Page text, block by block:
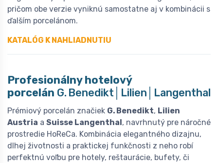
pričom obe verzie vyniknú samostatne aj v kombinácii s
ďalším porcelánom.
KATALÓG K NAHLIADNUTIU
Profesionálny hotelový
porcelán G. Benedikt│Lilien│Langenthal
Prémiový porcelán značiek G. Benedikt, Lilien
Austria a Suisse Langenthal , navrhnutý pre náročné
prostredie HoReCa. Kombinácia elegantného dizajnu,
dlhej životnosti a praktickej funkčnosti z neho robí
perfektnú voľbu pre hotely, reštaurácie, bufety, či